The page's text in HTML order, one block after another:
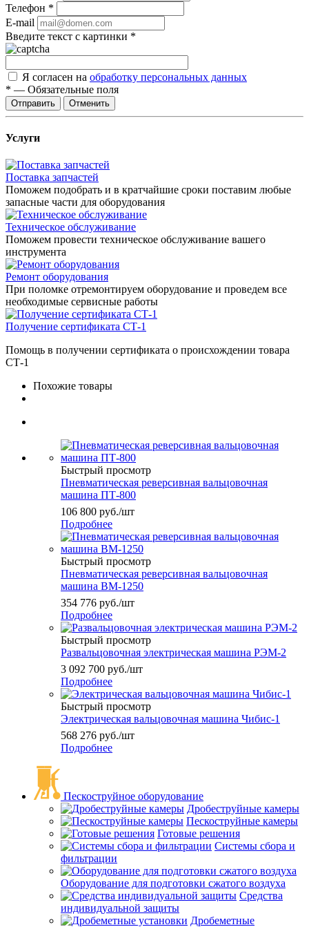
Телефон *
E-mail
Введите текст с картинки *
Я согласен на обработку персональных данных
* — Обязательные поля
Отправить Отменить
Услуги
Поставка запчастей
Поможем подобрать и в кратчайшие сроки поставим любые
запасные части для оборудования
Техническое обслуживание
Поможем провести техническое обслуживание вашего
инструмента
Ремонт оборудования
При поломке отремонтируем оборудование и проведем все
необходимые сервисные работы
Получение сертификата СТ-1
Помощь в получении сертификата о происхождении товара
СТ-1
Похожие товары
Быстрый просмотр
Пневматическая реверсивная вальцовочная
машина ПТ-800
106 800 руб./шт
Подробнее
Быстрый просмотр
Пневматическая реверсивная вальцовочная
машина ВМ-1250
354 776 руб./шт
Подробнее
Быстрый просмотр
Развальцовочная электрическая машина РЭМ-2
3 092 700 руб./шт
Подробнее
Быстрый просмотр
Электрическая вальцовочная машина Чибис-1
568 276 руб./шт
Подробнее
Пескоструйное оборудование
Дробеструйные камеры
Пескоструйные камеры
Готовые решения
Системы сбора и
фильтрации
Оборудование для подготовки сжатого воздуха
Средства
индивидуальной защиты
Дробеметные